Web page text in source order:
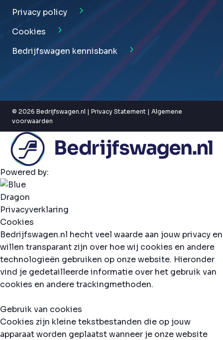
Privacy policy
Cookies
Bedrijfswagen kennisbank
© 2026 Bedrijfswagen.nl | Privacy Statement | Algemene
voorwaarden
Powered by:
Privacyverklaring
Cookies
Bedrijfswagen.nl hecht veel waarde aan jouw privacy en
willen transparant zijn over hoe wij cookies en andere
technologieën gebruiken op onze website. Hieronder
vind je gedetailleerde informatie over het gebruik van
cookies en andere trackingmethoden.
Gebruik van cookies
Cookies zijn kleine tekstbestanden die op jouw
apparaat worden geplaatst wanneer je onze website